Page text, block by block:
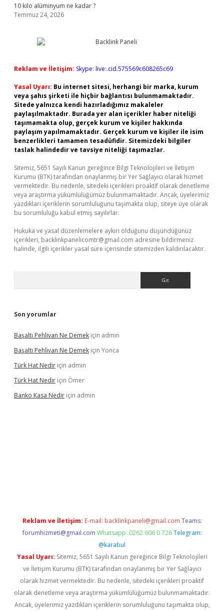
10 kilo alüminyum ne kadar ?
Temmuz 24, 2026
Reklam ve İletişim: Skype: live:.cid.575569c608265c69
Yasal Uyarı: Bu internet sitesi, herhangi bir marka, kurum
veya şahıs şirketi ile hiçbir bağlantısı bulunmamaktadır.
Sitede yalnızca kendi hazırladığımız makaleler
paylaşılmaktadır. Burada yer alan içerikler haber niteliği
taşımamakta olup, gerçek kurum ve kişiler hakkında
paylaşım yapılmamaktadır. Gerçek kurum ve kişiler ile isim
benzerlikleri tamamen tesadüfidir. Sitemizdeki bilgiler
taslak halindedir ve tavsiye niteliği taşımazlar.
Sitemiz, 5651 Sayılı Kanun gereğince Bilgi Teknolojileri ve İletişim
Kurumu (BTK) tarafından onaylanmış bir Yer Sağlayıcı olarak hizmet
vermektedir. Bu nedenle, sitedeki içerikleri proaktif olarak denetleme
veya araştırma yükümlülüğümüz bulunmamaktadır. Ancak, üyelerimiz
yazdıkları içeriklerin sorumluluğunu taşımakta olup, siteye üye olarak
bu sorumluluğu kabul etmiş sayılırlar.
Hukuka ve yasal düzenlemelere aykırı olduğunu düşündüğünüz
içerikleri, backlinkpanelicomtr@gmail.com adresine bildirmeniz
halinde, ilgili içerikler yasal süre içerisinde sitemizden kaldırılacaktır.
Son yorumlar
Başaltı Pehlivan Ne Demek için admin
Başaltı Pehlivan Ne Demek için Yonca
Türk Hat Nedir için admin
Türk Hat Nedir için Ömer
Banko Kasa Nedir için admin
Reklam ve İletişim: E-mail: backlinkpaneli@gmail.com Teams:
forumhizmeti@gmail.com Whatsapp: 0262 606 0 726 Telegram:
@karabul
Yasal Uyarı: Sitemiz, 5651 Sayılı Kanun gereğince Bilgi Teknolojileri
ve İletişim Kurumu (BTK) tarafından onaylanmış bir Yer Sağlayıcı
olarak hizmet vermektedir. Bu nedenle, sitedeki içerikleri proaktif
olarak denetleme veya araştırma yükümlülüğümüz bulunmamaktadır.
Ancak, üyelerimiz yazdıkları içeriklerin sorumluluğunu taşımakta olup,